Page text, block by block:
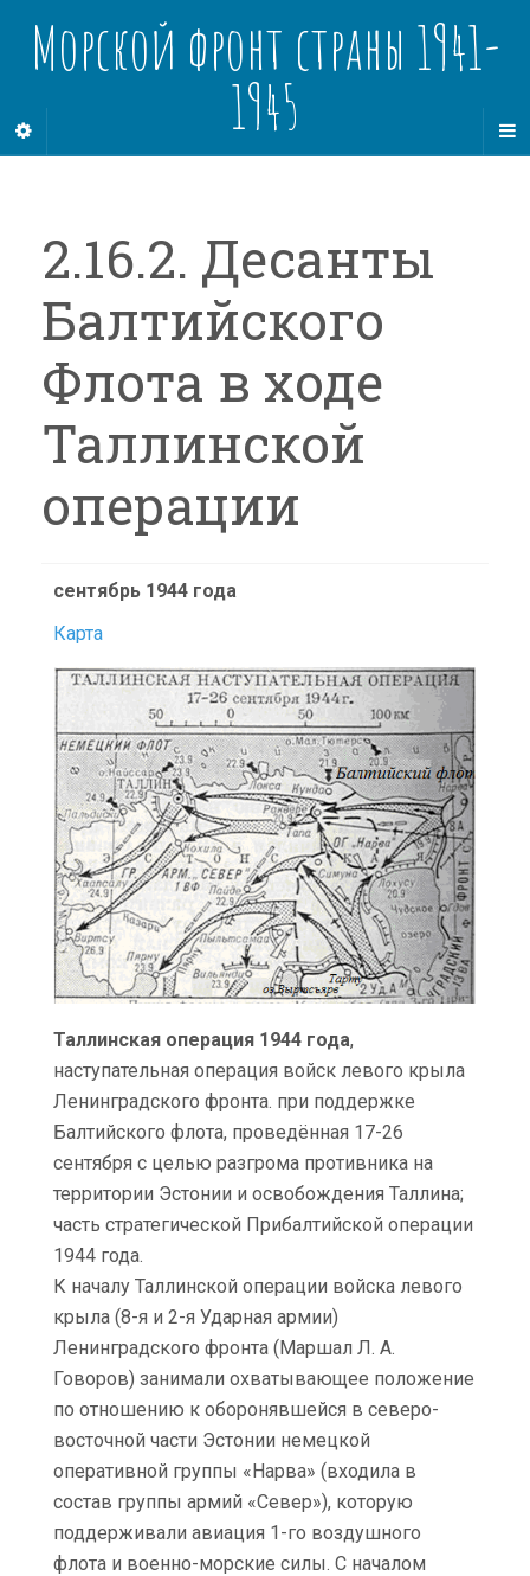
Морской фронт страны 1941-
1945
2.16.2. Десанты
Балтийского
Флота в ходе
Таллинской
операции
сентябрь 1944 года
Карта
Таллинская операция 1944 года,
наступательная операция войск левого крыла
Ленинградского фронта. при поддержке
Балтийского флота, проведённая 17-26
сентября с целью разгрома противника на
территории Эстонии и освобождения Таллина;
часть стратегической Прибалтийской операции
1944 года.
К началу Таллинской операции войска левого
крыла (8-я и 2-я Ударная армии)
Ленинградского фронта (Маршал Л. А.
Говоров) занимали охватывающее положение
по отношению к оборонявшейся в северо-
восточной части Эстонии немецкой
оперативной группы «Hapва» (входила в
состав группы армий «Ceвep»), которую
поддерживали авиация 1-го воздушного
флота и военно-морские силы. С началом